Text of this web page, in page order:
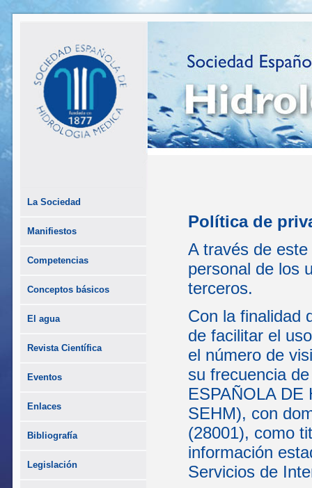
La Sociedad
Manifiestos
Competencias
Conceptos básicos
El agua
Revista Científica
Eventos
Enlaces
Bibliografía
Legislación
Política de
A través de
personal de los
terceros.
Con la finalidad
de facilitar el
el número de
su frecuencia
ESPAÑOLA DE
SEHM), con
(28001), como
información
Servicios de